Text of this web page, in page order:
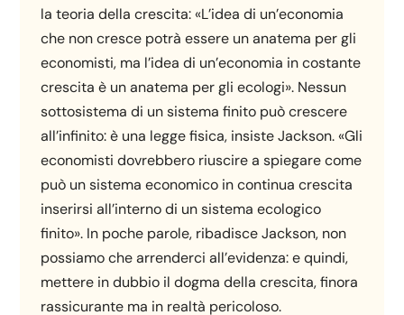
la teoria della crescita: «L’idea di un’economia
che non cresce potrà essere un anatema per gli
economisti, ma l’idea di un’economia in costante
crescita è un anatema per gli ecologi». Nessun
sottosistema di un sistema finito può crescere
all’infinito: è una legge fisica, insiste Jackson. «Gli
economisti dovrebbero riuscire a spiegare come
può un sistema economico in continua crescita
inserirsi all’interno di un sistema ecologico
finito». In poche parole, ribadisce Jackson, non
possiamo che arrenderci all’evidenza: e quindi,
mettere in dubbio il dogma della crescita, finora
rassicurante ma in realtà pericoloso.